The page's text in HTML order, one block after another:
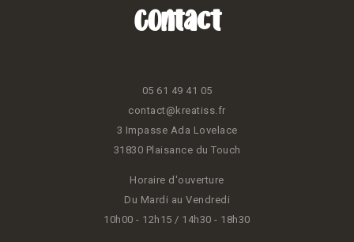
Contact
05 61 49 41 05
contact@kreatiss.fr
3 Impasse Ada Lovelace
31830 Plaisance du Touch
Horaire d'ouverture
Du Mardi au Vendredi
10h00 - 12h15 / 14h30 - 18h30